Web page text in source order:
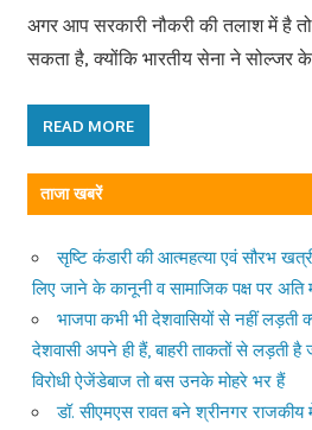
अगर आप सरकारी नौकरी की तलाश में है
सकता है, क्योंकि भारतीय सेना ने सोल्जर के
READ MORE
ताजा खबरें
सृष्टि कंडारी की आत्महत्या एवं सौरभ
लिए जाने के कानूनी व सामाजिक पक्ष पर अति
भाजपा कभी भी देशवासियों से नहीं लड़ती
देशवासी अपने ही हैं, बाहरी ताकतों से लड़ती
विरोधी ऐजेंडेबाज तो बस उनके मोहरे भर हैं
डॉ. सीएमएस रावत बने श्रीनगर